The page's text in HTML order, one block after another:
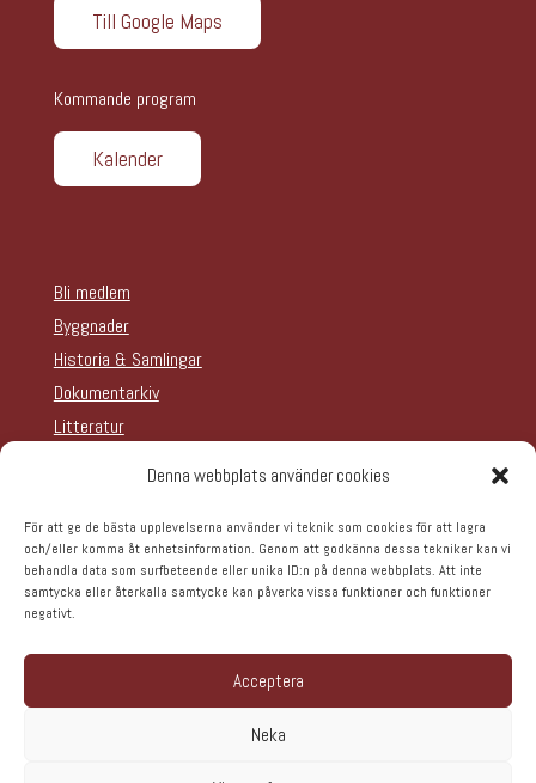
Denna webbplats använder cookies
För att ge de bästa upplevelserna använder vi teknik som cookies för att lagra
och/eller komma åt enhetsinformation. Genom att godkänna dessa tekniker kan vi
behandla data som surfbeteende eller unika ID:n på denna webbplats. Att inte
samtycka eller återkalla samtycke kan påverka vissa funktioner och funktioner
negativt.
Acceptera
Neka
Till Google Maps
Kommande program
Kalender
Bli medlem
Byggnader
Historia & Samlingar
Dokumentarkiv
Litteratur
Hyra lokal
Evenemangskalender